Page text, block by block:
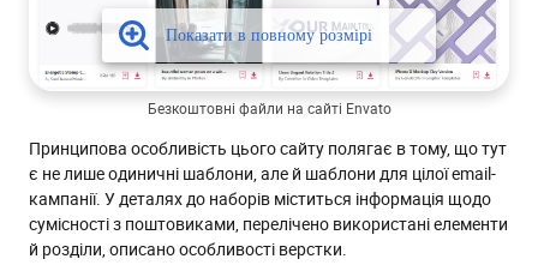
Безкоштовні файли на сайті Envato
Принципова особливість цього сайту полягає в тому, що тут
є не лише одиничні шаблони, але й шаблони для цілої email-
кампанії. У деталях до наборів міститься інформація щодо
сумісності з поштовиками, перелічено використані елементи
й розділи, описано особливості верстки.